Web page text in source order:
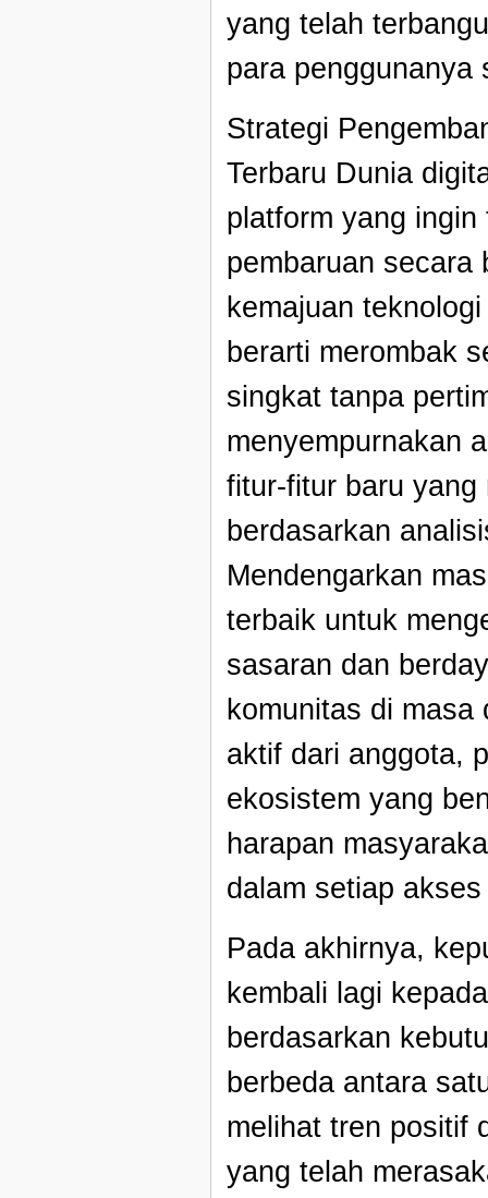
yang telah
para penggunanya
Strategi
Terbaru Dunia
platform yang
pembaruan secara
kemajuan
berarti merombak
singkat tanpa
menyempurnakan
fitur-fitur baru yang
berdasarkan
Mendengarkan
terbaik untuk
sasaran dan
komunitas di
aktif dari anggota,
ekosistem yang
harapan
dalam setiap
Pada akhirnya,
kembali lagi
berdasarkan
berbeda antara
melihat tren positif
yang telah